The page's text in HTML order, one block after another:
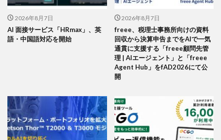
2026年8月7日
AI 面接サービス「HRmax」、英
語・中国語対応を開始
2026年8月7日
freee、税理士事務所向けの資料
回収から決算申告までをAIで一気
通貫に支援する「freee顧問先管
理 | AIエージェント」と「freee
Agent Hub」をfAD2026にて公
開